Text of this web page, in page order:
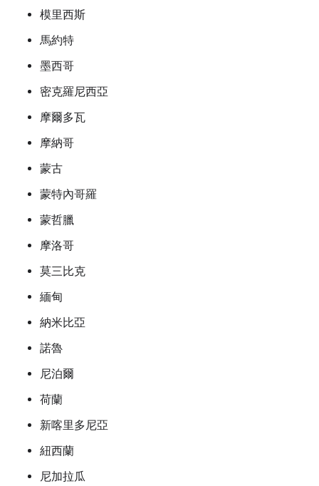
模里西斯
馬約特
墨西哥
密克羅尼西亞
摩爾多瓦
摩納哥
蒙古
蒙特內哥羅
蒙哲臘
摩洛哥
莫三比克
緬甸
納米比亞
諾魯
尼泊爾
荷蘭
新喀里多尼亞
紐西蘭
尼加拉瓜